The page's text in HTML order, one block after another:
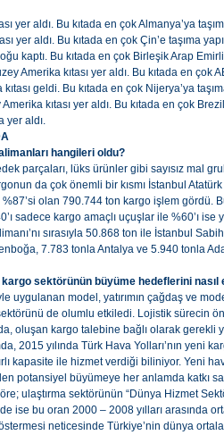
aldı. Bu kıtada en çok Almanya’ya
yer aldı. Bu kıtada en çok Çin’e taşıma
kaptı. Bu kıtada en çok Birleşik Arap
kıtası yer aldı. Bu kıtada en çok
geldi. Bu kıtada en çok Nijerya’ya
kıtası yer aldı. Bu kıtada en çok
aldı.
hangileri oldu?
parçaları, lüks ürünler gibi sayısız mal
da çok önemli bir kısmı İstanbul
%87’si olan 790.744 ton kargo işlem gördü.
sadece kargo amaçlı uçuşlar ile %60’ı
sırasıyla 50.868 ton ile İstanbul
7.783 tonla Antalya ve 5.940 tonla
sektörünün büyüme hedeflerini nasıl
uygulanan model, yatırımın çağdaş ve
de olumlu etkiledi. Lojistik sürecin
oluşan kargo talebine bağlı olarak gerekli
2015 yılında Türk Hava Yolları’nın yeni
kapasite ile hizmet verdiği biliniyor. Yeni
potansiyel büyümeye her anlamda katkı
ulaştırma sektörünün “Dünya Hizmet
ise bu oran 2000 – 2008 yılları arasında
neticesinde Türkiye’nin dünya